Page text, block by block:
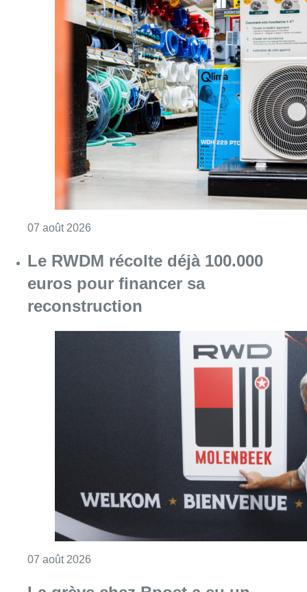
07 août 2026Consulter l'article "Canicule : un record
Le RWDM récolte déjà 100.000
euros pour financer sa
reconstruction
Consulter l'article "Le RWDM récolte déjà
La grève chez Bpost a eu un
“impact significatif” sur les